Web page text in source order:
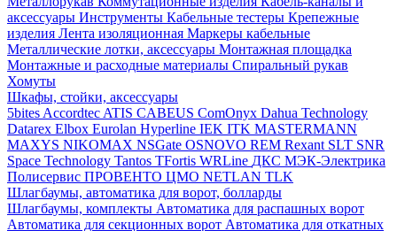
аксессуары Инструменты Кабельные тестеры Крепежные
изделия Лента изоляционная Маркеры кабельные
Металлические лотки, аксессуары Монтажная площадка
Монтажные и расходные материалы Спиральный рукав
Хомуты
Шкафы, стойки, аксессуары
5bites Accordtec ATIS CABEUS ComOnyx Dahua Technology
Datarex Elbox Eurolan Hyperline IEK ITK MASTERMANN
MAXYS NIKOMAX NSGate OSNOVO REM Rexant SLT SNR
Space Technology Tantos TFortis WRLine ДКС МЭК-Электрика
Полисервис ПРОВЕНТО ЦМО NETLAN TLK
Шлагбаумы, автоматика для ворот, болларды
Шлагбаумы, комплекты Автоматика для распашных ворот
Автоматика для секционных ворот Автоматика для откатных